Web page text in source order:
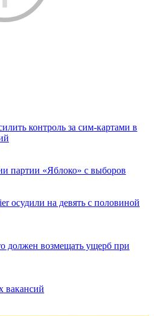
контроль за сим-картами в
партии «Яблоко» с выборов
осудили на девять с половиной
должен возмещать ущерб при
вакансий